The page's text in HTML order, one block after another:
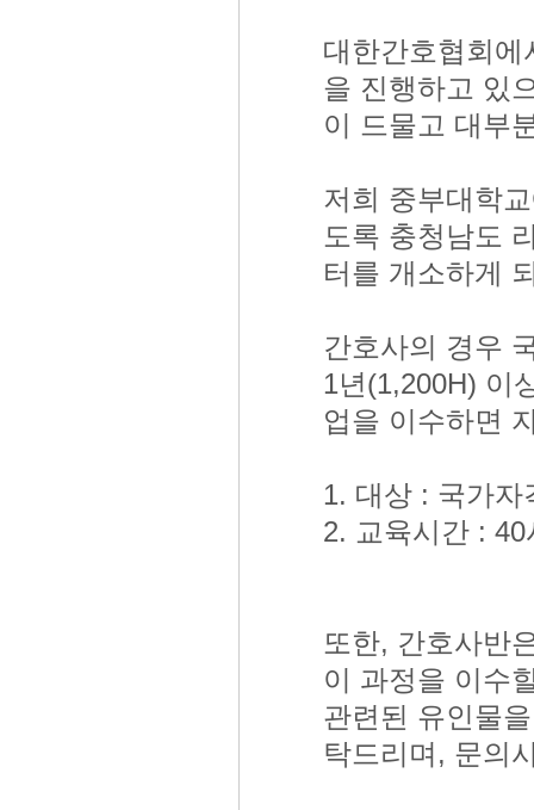
대한간호협회
을 진행하고 있
이 드물고 대부
저희 중부대학
도록 충청남도
터를 개소하게
간호사의 경우
1년(1,200H) 이
업을 이수하면
1. 대상 : 국가자
2. 교육시간 :
또한, 간호사반
이 과정을 이수
관련된 유인물
탁드리며, 문의